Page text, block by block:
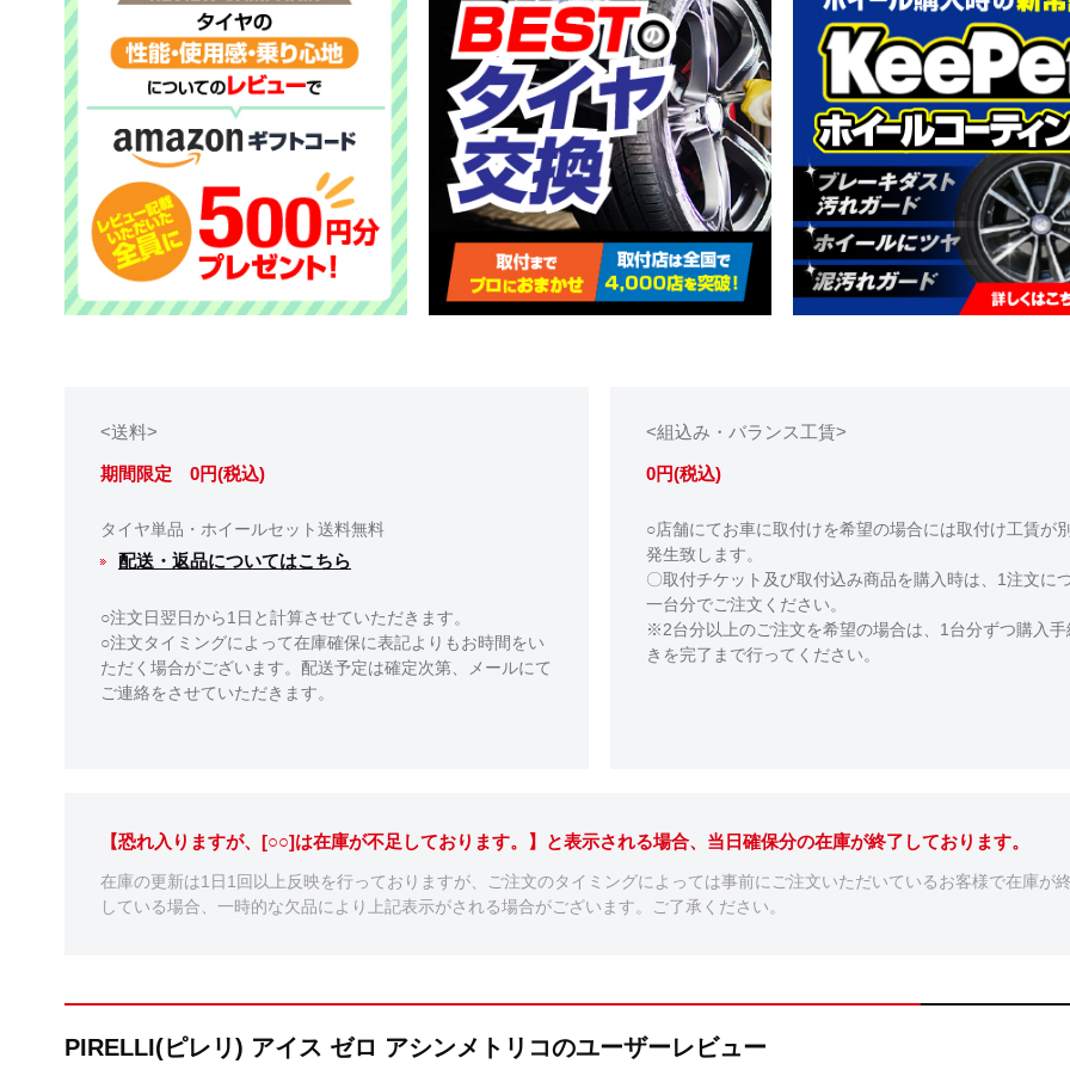
<送料>
期間限定 0円(税込)
タイヤ単品・ホイールセット送料無料
配送・返品についてはこちら
○注文日翌日から1日と計算させていただきます。
○注文タイミングによって在庫確保に表記よりもお時間をい
ただく場合がございます。配送予定は確定次第、メールにて
ご連絡をさせていただきます。
<組込み・バランス工賃>
0円(税込)
○店舗にてお車に取付けを希望の場合には取付け工賃が
発生致します。
〇取付チケット及び取付込み商品を購入時は、1注文に
一台分でご注文ください。
※2台分以上のご注文を希望の場合は、1台分ずつ購入手
きを完了まで行ってください。
【恐れ入りますが、[○○]は在庫が不足しております。】と表示される場合、当日確保分の在庫が終了しております。
在庫の更新は1日1回以上反映を行っておりますが、ご注文のタイミングによっては事前にご注文いただいているお客様で在庫が
している場合、一時的な欠品により上記表示がされる場合がございます。ご了承ください。
PIRELLI(ピレリ) アイス ゼロ アシンメトリコのユーザーレビュー